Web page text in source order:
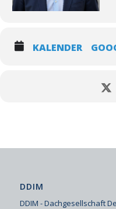
KALENDER
DDIM
DDIM - Dachgesellschaft